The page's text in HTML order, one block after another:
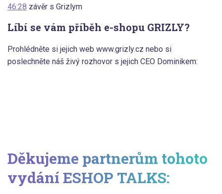
46:28 závěr s Grizlym
Líbí se vám příběh e-shopu GRIZLY?
Prohlédněte si jejich web www.grizly.cz nebo si
poslechněte náš živý rozhovor s jejich CEO Dominikem:
Děkujeme partnerům tohoto
vydání ESHOP TALKS: